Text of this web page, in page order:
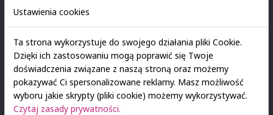
Zajęcia dydaktyczne trwają od 23 lutego 2026 r. do 31 marca
2026 r.
Wakacje wiosenne trwają od 1 kwietnia 2026 r. do 7 kwietnia
2026 r.
Zajęcia dydaktyczne c.d. trwają od 8 kwietnia 2026 r. do 12
czerwca 2026 r.
Letnia sesja egzaminacyjna trwa od 15 czerwca 2026 r. do 26
czerwca 2026 r.
Ustawienia cookies
Ta strona wykorzystuje do swojego działania pliki Cookie.
Dzięki ich zastosowaniu mogą poprawić się Twoje
doświadczenia związane z naszą stroną oraz możemy
pokazywać Ci spersonalizowane reklamy. Masz możliwość
wyboru jakie skrypty (pliki cookie) możemy wykorzystywać.
Czytaj zasady prywatności.